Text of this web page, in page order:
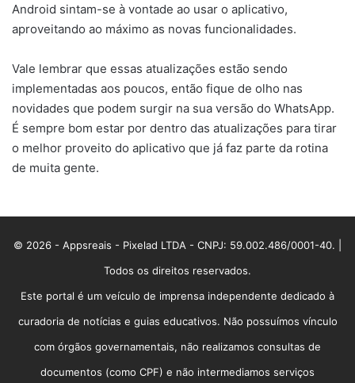
Android sintam-se à vontade ao usar o aplicativo,
aproveitando ao máximo as novas funcionalidades.
Vale lembrar que essas atualizações estão sendo
implementadas aos poucos, então fique de olho nas
novidades que podem surgir na sua versão do WhatsApp.
É sempre bom estar por dentro das atualizações para tirar
o melhor proveito do aplicativo que já faz parte da rotina
de muita gente.
© 2026 - Appsreais - Pixelad LTDA - CNPJ: 59.002.486/0001-40. |
Todos os direitos reservados.
Este portal é um veículo de imprensa independente dedicado à
curadoria de notícias e guias educativos. Não possuímos vínculo
com órgãos governamentais, não realizamos consultas de
documentos (como CPF) e não intermediamos serviços